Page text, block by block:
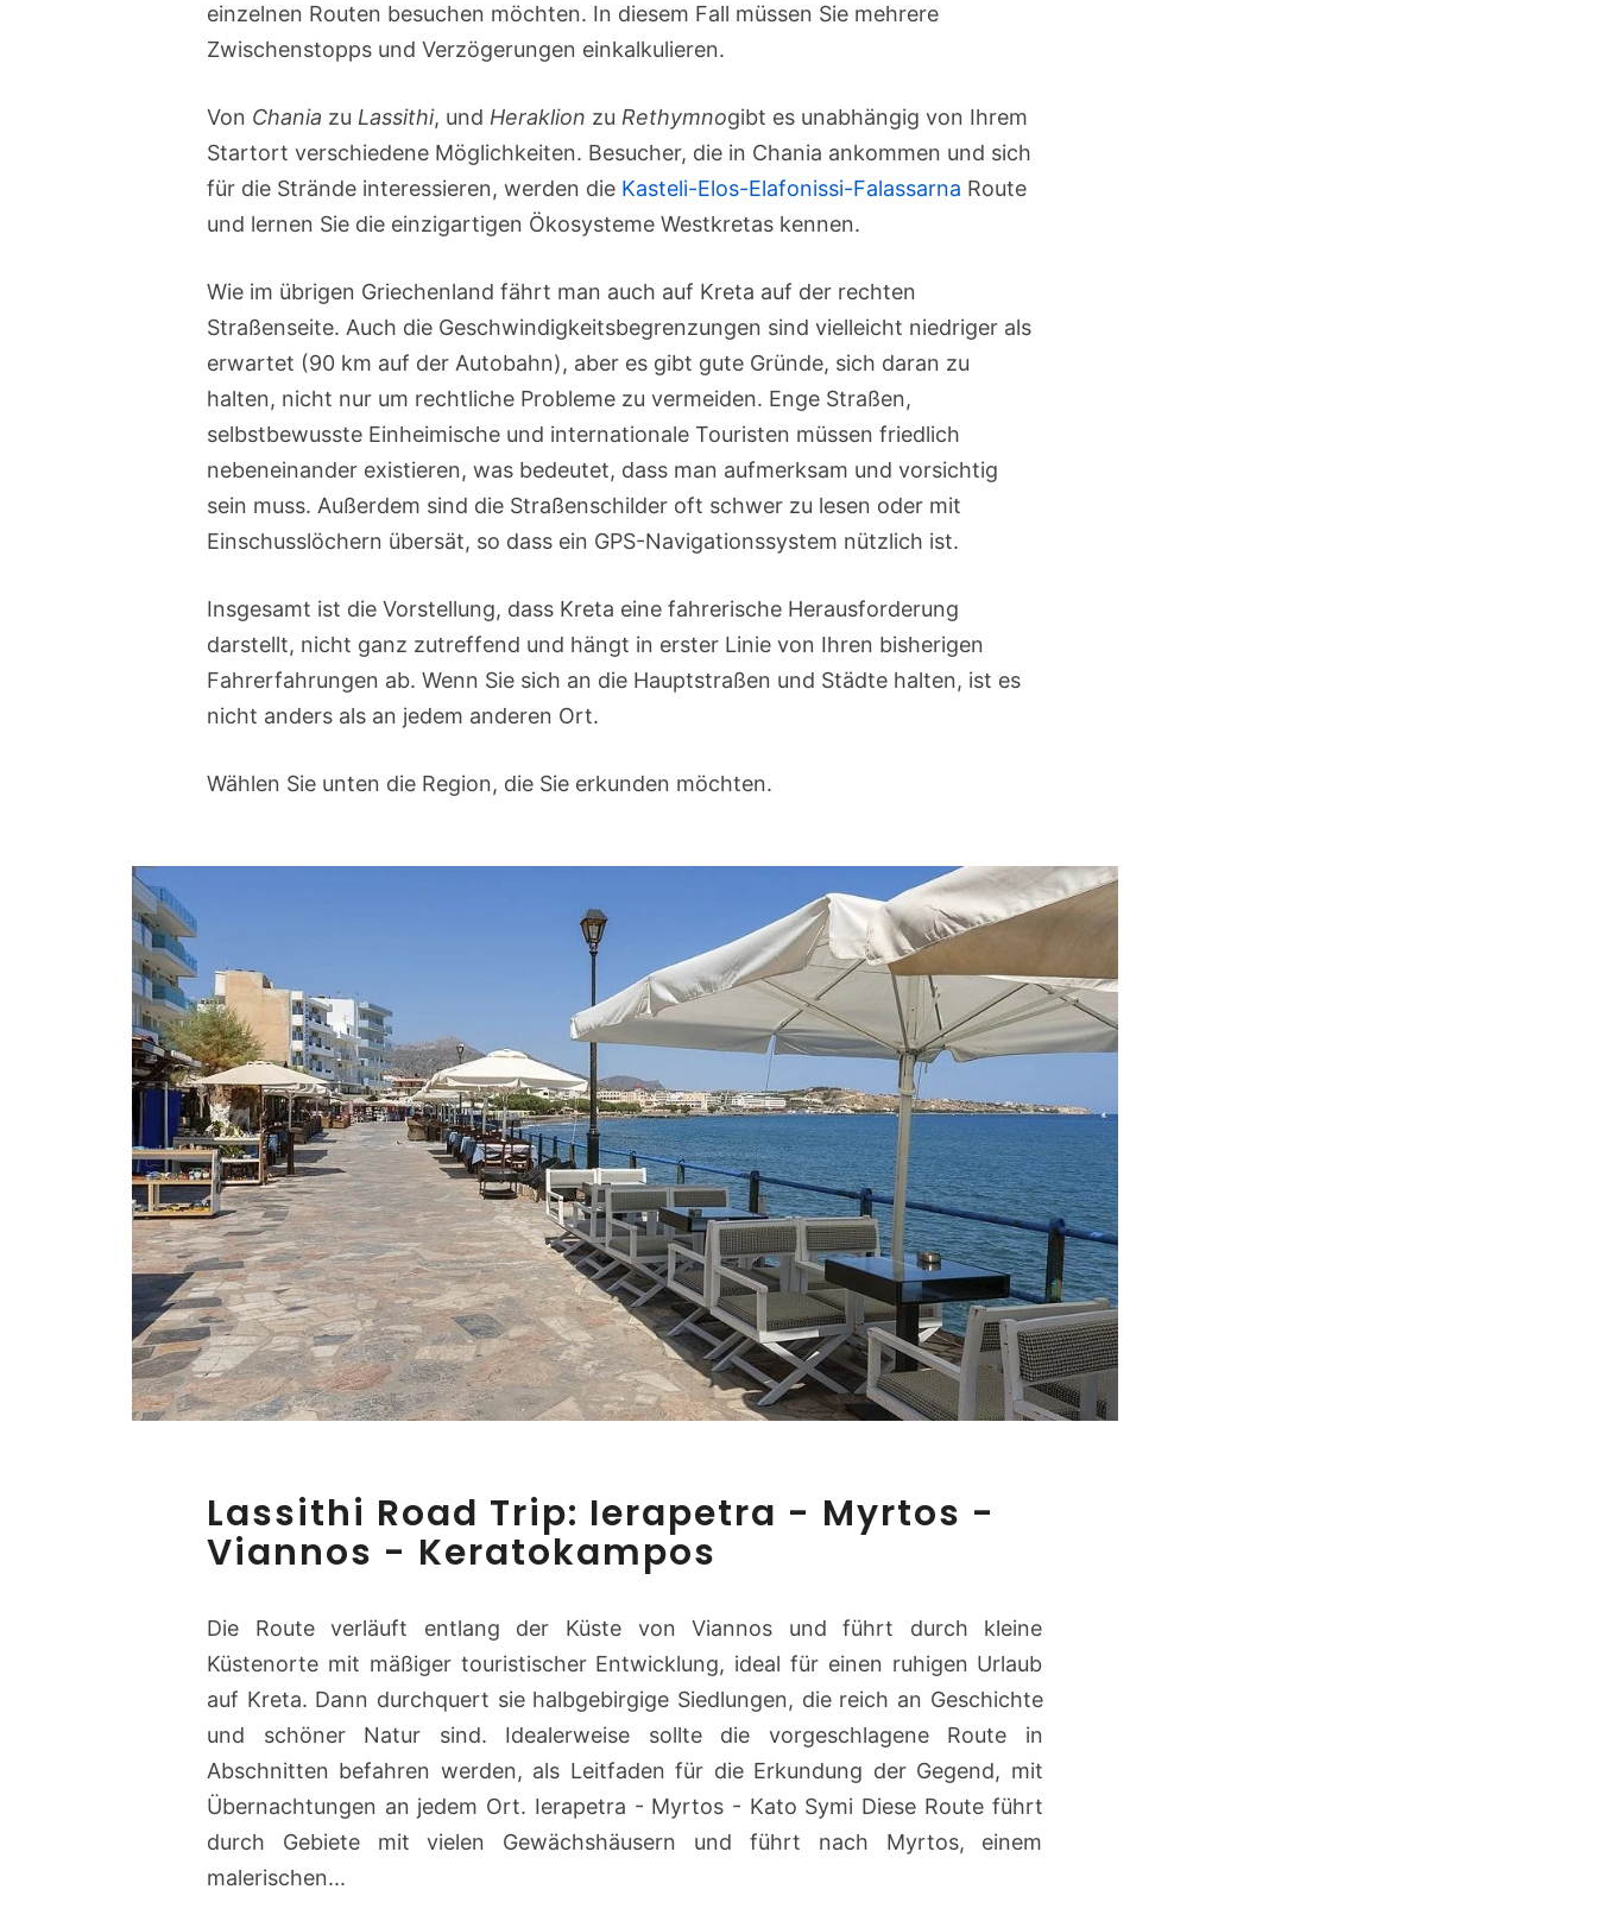
einzelnen Routen besuchen möchten. In diesem Fall müssen Sie mehrere
Zwischenstopps und Verzögerungen einkalkulieren.
Von Chania zu Lassithi, und Heraklion zu Rethymnogibt es unabhängig von Ihrem
Startort verschiedene Möglichkeiten. Besucher, die in Chania ankommen und sich
für die Strände interessieren, werden die Kasteli-Elos-Elafonissi-Falassarna Route
und lernen Sie die einzigartigen Ökosysteme Westkretas kennen.
Wie im übrigen Griechenland fährt man auch auf Kreta auf der rechten
Straßenseite. Auch die Geschwindigkeitsbegrenzungen sind vielleicht niedriger als
erwartet (90 km auf der Autobahn), aber es gibt gute Gründe, sich daran zu
halten, nicht nur um rechtliche Probleme zu vermeiden. Enge Straßen,
selbstbewusste Einheimische und internationale Touristen müssen friedlich
nebeneinander existieren, was bedeutet, dass man aufmerksam und vorsichtig
sein muss. Außerdem sind die Straßenschilder oft schwer zu lesen oder mit
Einschusslöchern übersät, so dass ein GPS-Navigationssystem nützlich ist.
Insgesamt ist die Vorstellung, dass Kreta eine fahrerische Herausforderung
darstellt, nicht ganz zutreffend und hängt in erster Linie von Ihren bisherigen
Fahrerfahrungen ab. Wenn Sie sich an die Hauptstraßen und Städte halten, ist es
nicht anders als an jedem anderen Ort.
Wählen Sie unten die Region, die Sie erkunden möchten.
a
s
h
i
o
a
d
T
Lassithi Road Trip: Ierapetra - Myrtos -
Viannos - Keratokampos
Die Route verläuft entlang der Küste von Viannos und führt durch kleine
Küstenorte mit mäßiger touristischer Entwicklung, ideal für einen ruhigen Urlaub
auf Kreta. Dann durchquert sie halbgebirgige Siedlungen, die reich an Geschichte
und schöner Natur sind. Idealerweise sollte die vorgeschlagene Route in
Abschnitten befahren werden, als Leitfaden für die Erkundung der Gegend, mit
Übernachtungen an jedem Ort. Ierapetra - Myrtos - Kato Symi Diese Route führt
durch Gebiete mit vielen Gewächshäusern und führt nach Myrtos, einem
malerischen...